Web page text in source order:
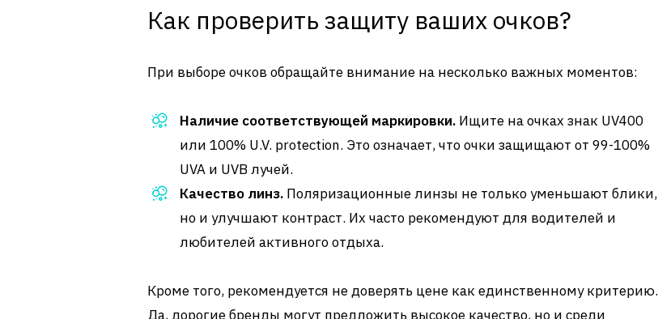
Как проверить защиту ваших очков?
При выборе очков обращайте внимание на несколько важных моментов:
Наличие соответствующей маркировки. Ищите на очках знак UV400
или 100% U.V. protection. Это означает, что очки защищают от 99-100%
UVA и UVB лучей.
Качество линз. Поляризационные линзы не только уменьшают блики,
но и улучшают контраст. Их часто рекомендуют для водителей и
любителей активного отдыха.
Кроме того, рекомендуется не доверять цене как единственному критерию.
Да, дорогие бренды могут предложить высокое качество, но и среди